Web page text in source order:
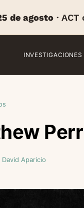
de agosto ·
INVESTIGACIONES
David Aparicio